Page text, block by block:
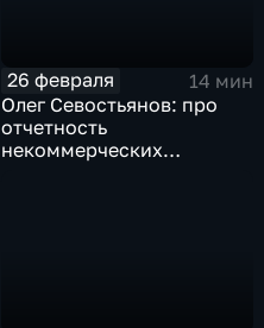
26 февраля
14 мин
Олег Севостьянов: про
отчетность
некоммерческих